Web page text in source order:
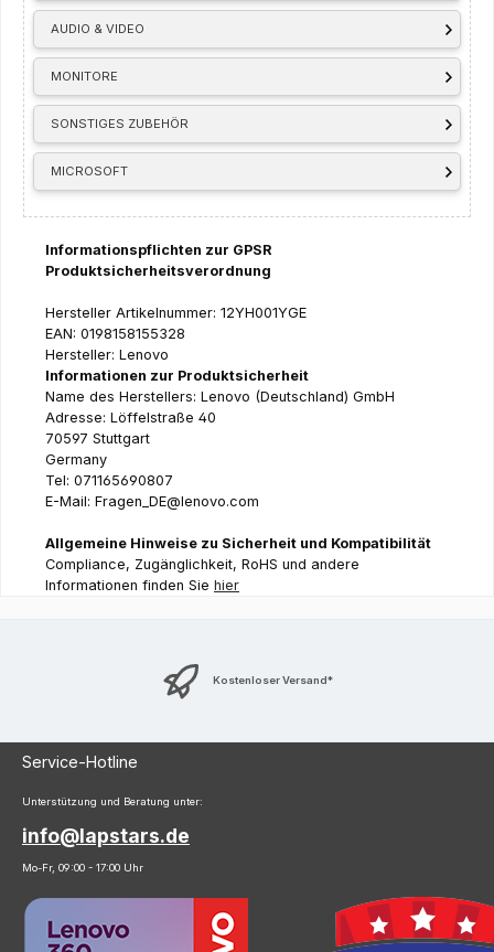
AUDIO & VIDEO
MONITORE
SONSTIGES ZUBEHÖR
MICROSOFT
Informationspflichten zur GPSR
Produktsicherheitsverordnung
Hersteller Artikelnummer: 12YH001YGE
EAN: 0198158155328
Hersteller: Lenovo
Informationen zur Produktsicherheit
Name des Herstellers: Lenovo (Deutschland) GmbH
Adresse: Löffelstraße 40
70597 Stuttgart
Germany
Tel: 071165690807
E-Mail: Fragen_DE@lenovo.com
Allgemeine Hinweise zu Sicherheit und Kompatibilität
Compliance, Zugänglichkeit, RoHS und andere
Informationen finden Sie hier
Kostenloser Versand*
Service-Hotline
Unterstützung und Beratung unter:
info@lapstars.de
Mo-Fr, 09:00 - 17:00 Uhr